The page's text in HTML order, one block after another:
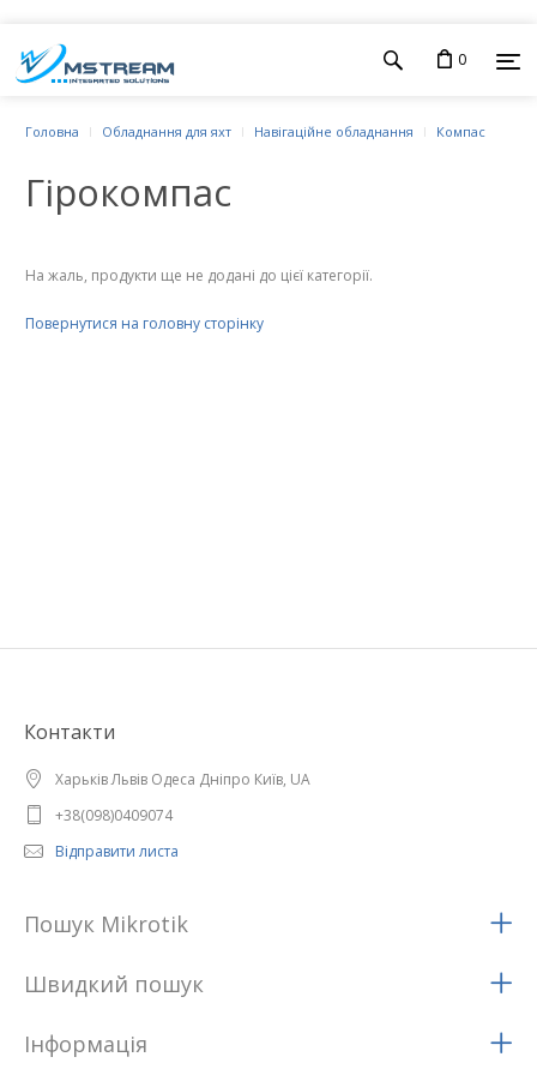
0
Головна Обладнання для яхт Навігаційне обладнання Компас
Гірокомпас
На жаль, продукти ще не додані до цієї категорії.
Повернутися на головну сторінку
Контакти
Харьків Львів Одеса Дніпро Київ, UA
+38(098)0409074
Відправити листа
Пошук Mikrotik
Швидкий пошук
Iнформацiя